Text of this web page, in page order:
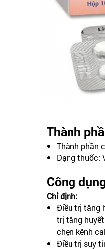
Thành
Thành phần
Dạng thuốc:
Công dụng
Chỉ định:
Điều trị tăng
trị tăng
chẹn kênh
Điều trị suy